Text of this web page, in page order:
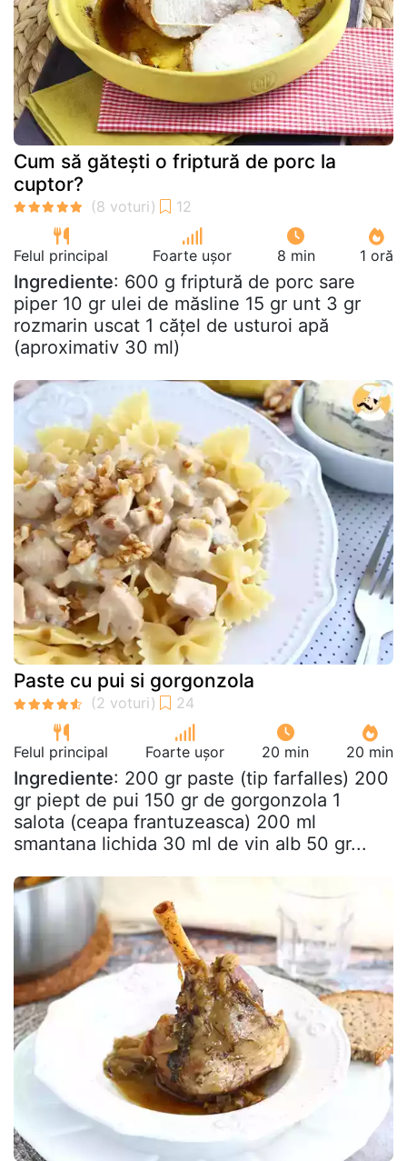
Cum să gătești o friptură de porc la
cuptor?
Felul principal Foarte ușor 8 min 1 oră
Ingrediente: 600 g friptură de porc sare
piper 10 gr ulei de măsline 15 gr unt 3 gr
rozmarin uscat 1 cățel de usturoi apă
(aproximativ 30 ml)
Paste cu pui si gorgonzola
Felul principal Foarte ușor 20 min 20 min
Ingrediente: 200 gr paste (tip farfalles) 200
gr piept de pui 150 gr de gorgonzola 1
salota (ceapa frantuzeasca) 200 ml
smantana lichida 30 ml de vin alb 50 gr...